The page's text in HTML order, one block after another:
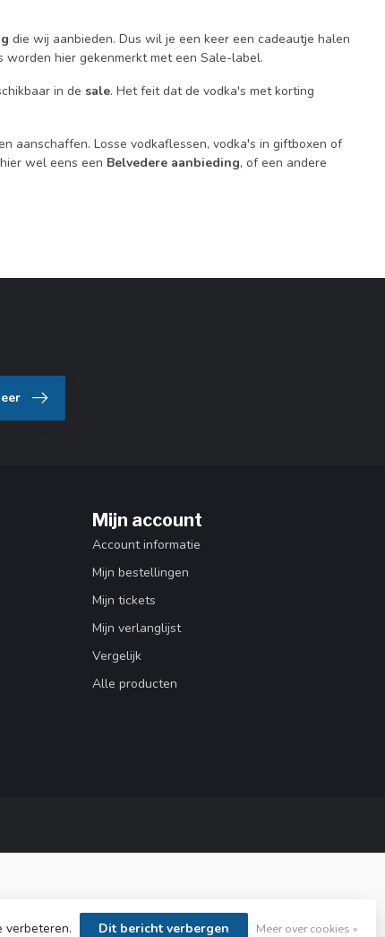
die wij aanbieden. Dus wil je een keer een cadeautje halen
worden hier gekenmerkt met een Sale-label.
in de sale. Het feit dat de vodka's met korting
aanschaffen. Losse vodkaflessen, vodka's in giftboxen of
wel eens een Belvedere aanbieding, of een andere
Mijn account
Account informatie
Mijn bestellingen
Mijn tickets
Mijn verlanglijst
Vergelijk
Alle producten
verbeteren. Dit bericht verbergen Meer over cookies »